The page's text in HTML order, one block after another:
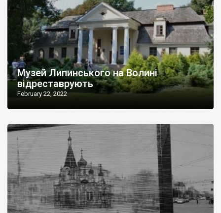
Музей Липинського на Волині
відреставрують
February 22, 2022